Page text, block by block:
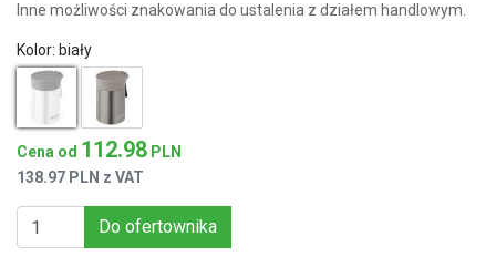
Inne możliwości znakowania do ustalenia z działem handlowym.
Kolor: biały
Cena od 112.98 PLN
138.97 PLN z VAT
Do ofertownika